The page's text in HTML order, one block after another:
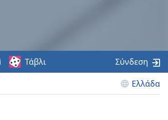
Ελλάδα
Τάβλι Σύνδεση